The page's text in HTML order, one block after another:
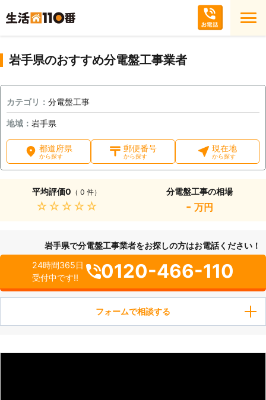
岩手県のおすすめ分電盤工事業者
カテゴリ： 分電盤工事
地域： 岩手県
都道府県
から探す
郵便番号
から探す
現在地
から探す
平均評価0 （ 0 件）
★★★★★
分電盤工事の相場
- 万円
岩手県で分電盤工事業者をお探しの方はお電話ください！
24時間365日
受付中です!!
0120-466-110
フォームで相談する